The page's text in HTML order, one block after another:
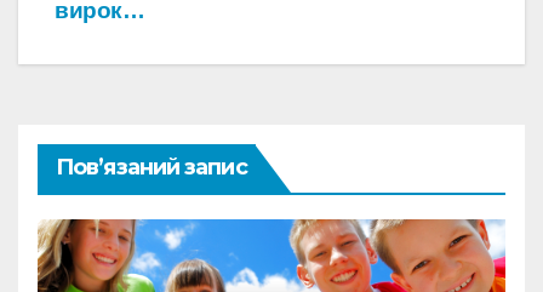
вирок…
Пов’язаний запис